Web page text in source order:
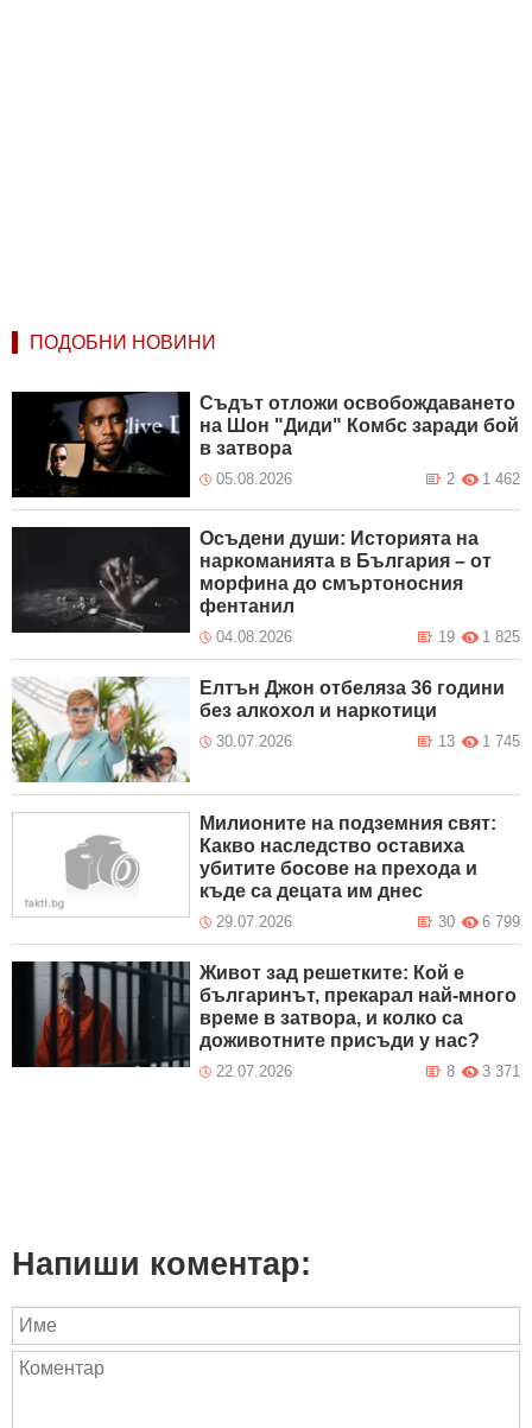
ПОДОБНИ НОВИНИ
Съдът отложи освобождаването
на Шон "Диди" Комбс заради бой
в затвора
05.08.2026 1 462
2
Осъдени души: Историята на
наркоманията в България – от
морфина до смъртоносния
фентанил
04.08.2026 1 825
19
Елтън Джон отбеляза 36 години
без алкохол и наркотици
30.07.2026 1 745
13
Милионите на подземния свят:
Какво наследство оставиха
убитите босове на прехода и
къде са децата им днес
29.07.2026 6 799
30
Живот зад решетките: Кой е
българинът, прекарал най-много
време в затвора, и колко са
доживотните присъди у нас?
22.07.2026 3 371
8
Напиши коментар: